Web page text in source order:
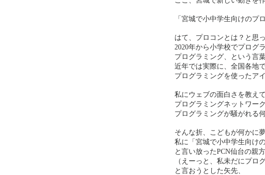
「宮城で小中学生向けのプ
はて、プロコンとは？と思っ
2020年から小学校でプログ
プログラミング、という言
近年では実際に、全国各地
プログラミングを使ったア
私にウェブの面白さを教え
プログラミングネットワー
プログラミングが騒がれる
そんな折、こどもが何かに
私に「宮城で小中学生向け
と言い放ったPCN仙台の親方
（えーっと、私未だにプロ
と言おうとした矢先、